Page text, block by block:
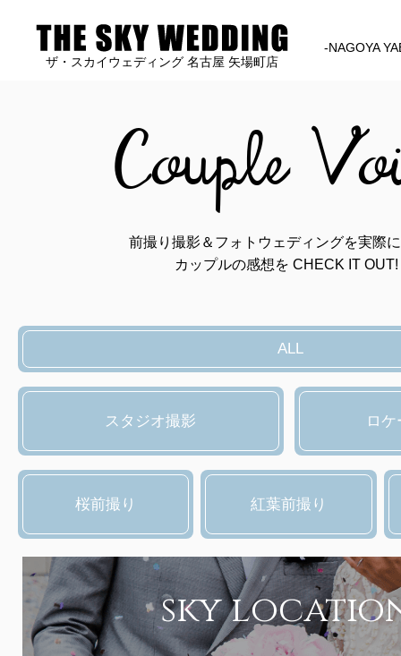
ザ・スカイウェディング 名古屋 矢場町店
-NAGOYA
Couple
前撮り撮影＆フォトウェディングを実際
カップルの感想を CHECK IT OUT!
ALL
スタジオ撮影 ロ
桜前撮り 紅葉前撮り
sky